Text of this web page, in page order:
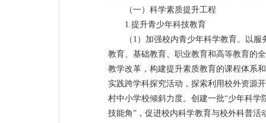
（一）科学素质提升工程
1.提升青少年科技教育
（1）加强校内青少年科学教育。以
教育、基础教育、职业教育和高等教育的
教学改革，构建提升素质教育的课程体系
实践跨学科探究活动，探索利用校外资源
村中小学校倾斜力度。创建一批“少年科学
技能角”，促进校内科学教育与校外科普活